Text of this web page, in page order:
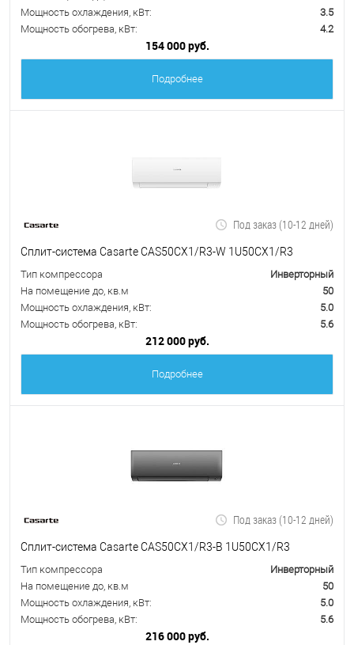
Мощность охлаждения, кВт:
3.5
Мощность обогрева, кВт:
4.2
154 000 руб.
Подробнее
Под заказ (10-12 дней)
Сплит-система Casarte CAS50CX1/R3-W 1U50CX1/R3
Тип компрессора
Инверторный
На помещение до, кв.м
50
Мощность охлаждения, кВт:
5.0
Мощность обогрева, кВт:
5.6
212 000 руб.
Подробнее
Под заказ (10-12 дней)
Сплит-система Casarte CAS50CX1/R3-B 1U50CX1/R3
Тип компрессора
Инверторный
На помещение до, кв.м
50
Мощность охлаждения, кВт:
5.0
Мощность обогрева, кВт:
5.6
216 000 руб.